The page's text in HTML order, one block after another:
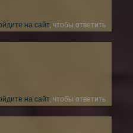
на сайт, чтобы ответить
на сайт, чтобы ответить